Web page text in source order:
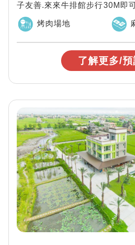
子友善.來來牛排館步行30M即
河親水公園300M即可到達童玩
烤肉場地
了解更多/預